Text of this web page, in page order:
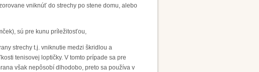
vniknúť do strechy po stene domu, alebo
sú pre kunu príležitosťou,
strechy t.j. vniknutie medzi škridlou a
tenisovej loptičky. V tomto prípade sa pre
však nepôsobí dlhodobo, preto sa používa v